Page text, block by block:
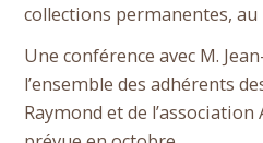
collections permanentes, au
Une conférence avec M.
l’ensemble des adhérents
Raymond et de